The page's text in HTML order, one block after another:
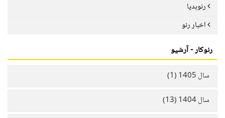
رنوپدیا
اخبار رنو
رنوکار - آرشیو
سال 1405 (1)
سال 1404 (13)